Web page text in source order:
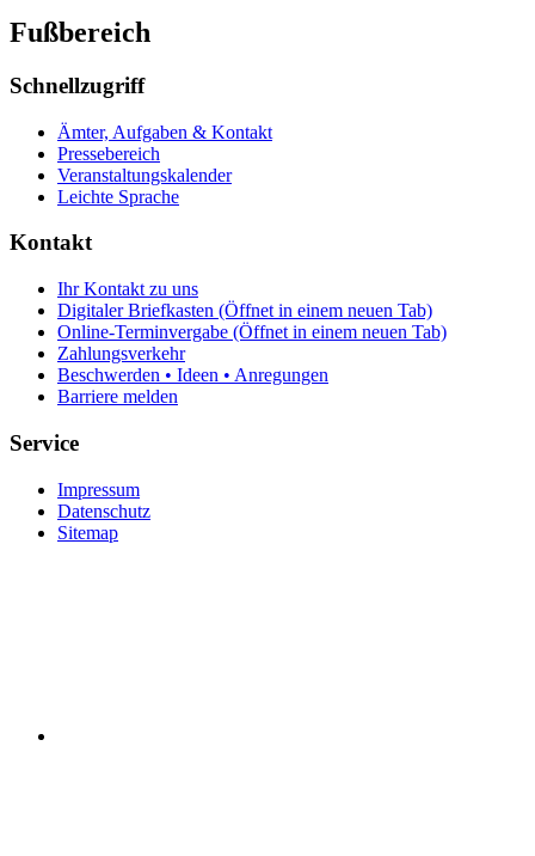
Fußbereich
Schnellzugriff
Ämter, Aufgaben & Kontakt
Pressebereich
Veranstaltungskalender
Leichte Sprache
Kontakt
Ihr Kontakt zu uns
Digitaler Briefkasten (Öffnet in einem neuen Tab)
Online-Terminvergabe (Öffnet in einem neuen Tab)
Zahlungsverkehr
Beschwerden • Ideen • Anregungen
Barriere melden
Service
Impressum
Datenschutz
Sitemap